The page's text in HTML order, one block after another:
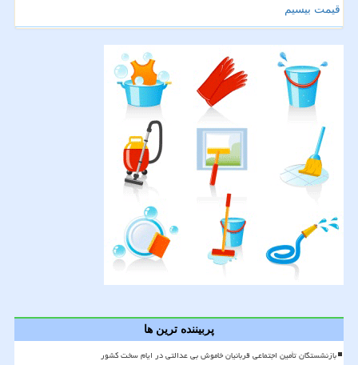
قیمت بیسیم
پربیننده ترین ها
بازنشستگان تأمین اجتماعی قربانیان خاموش بی عدالتی در ایام سخت کشور